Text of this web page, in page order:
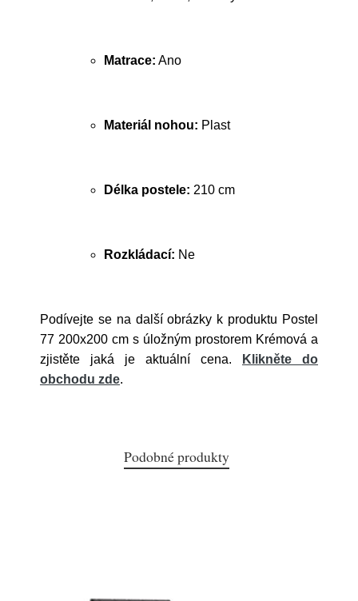
Matrace: Ano
Materiál nohou: Plast
Délka postele: 210 cm
Rozkládací: Ne
Podívejte se na další obrázky k produktu Postel
77 200x200 cm s úložným prostorem Krémová a
zjistěte jaká je aktuální cena.
Klikněte do
obchodu zde.
Podobné produkty